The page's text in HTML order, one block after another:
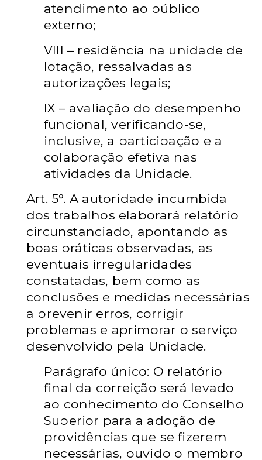
atendimento ao público
externo;
VIII – residência na unidade de
lotação, ressalvadas as
autorizações legais;
IX – avaliação do desempenho
funcional, verificando-se,
inclusive, a participação e a
colaboração efetiva nas
atividades da Unidade.
Art. 5°. A autoridade incumbida
dos trabalhos elaborará relatório
circunstanciado, apontando as
boas práticas observadas, as
eventuais irregularidades
constatadas, bem como as
conclusões e medidas necessárias
a prevenir erros, corrigir
problemas e aprimorar o serviço
desenvolvido pela Unidade.
Parágrafo único: O relatório
final da correição será levado
ao conhecimento do Conselho
Superior para a adoção de
providências que se fizerem
necessárias, ouvido o membro